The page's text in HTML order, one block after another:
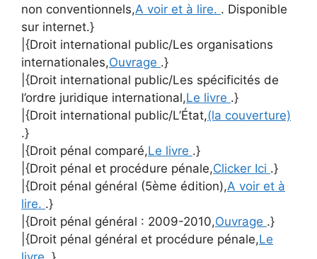
non conventionnels,A voir et à lire. . Disponible
sur internet.}
|{Droit international public/Les organisations
internationales,Ouvrage .}
|{Droit international public/Les spécificités de
l’ordre juridique international,Le livre .}
|{Droit international public/L’État,(la couverture)
.}
|{Droit pénal comparé,Le livre .}
|{Droit pénal et procédure pénale,Clicker Ici .}
|{Droit pénal général (5ème édition),A voir et à
lire. .}
|{Droit pénal général : 2009-2010,Ouvrage .}
|{Droit pénal général et procédure pénale,Le